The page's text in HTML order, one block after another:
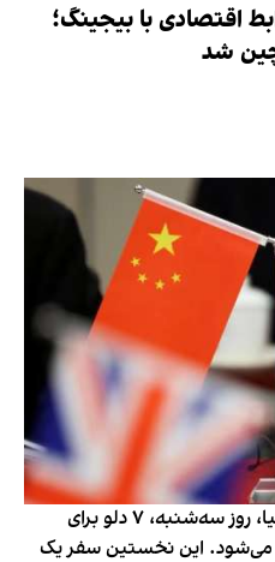
اقتصادی با بیجینگ؛
چین شد
کی‌یر استارمر، نخست‌وزیر بریتانیا، روز سه‌شنبه، ۷ دلو برای
این نخستین سفر یک